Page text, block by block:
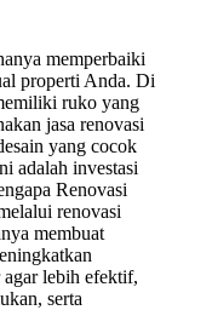
memperbaiki
properti Anda. Di
ruko yang
jasa renovasi
yang cocok
adalah investasi
Renovasi
renovasi
membuat
lebih efektif,
serta